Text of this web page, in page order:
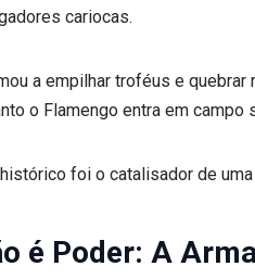
cariocas.
a empilhar troféus e
o Flamengo entra em
foi o catalisador de
é Poder: A